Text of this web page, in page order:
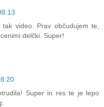
video. Prav občudujem te,
delčki. Super!
Super in res te je lepo